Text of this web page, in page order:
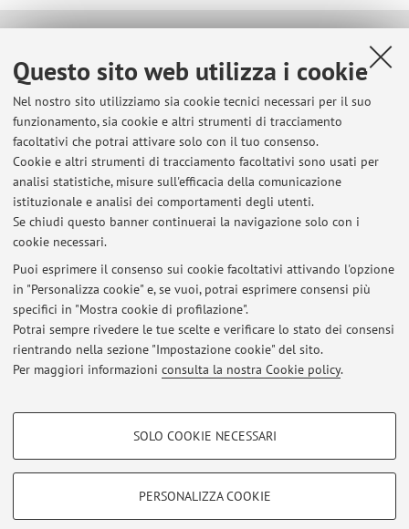
Questo sito web utilizza i cookie
Nel nostro sito utilizziamo sia cookie tecnici necessari per il suo
funzionamento, sia cookie e altri strumenti di tracciamento
facoltativi che potrai attivare solo con il tuo consenso.
Cookie e altri strumenti di tracciamento facoltativi sono usati per
analisi statistiche, misure sull'efficacia della comunicazione
istituzionale e analisi dei comportamenti degli utenti.
Se chiudi questo banner continuerai la navigazione solo con i
cookie necessari.
Puoi esprimere il consenso sui cookie facoltativi attivando l'opzione
in "Personalizza cookie" e, se vuoi, potrai esprimere consensi più
specifici in "Mostra cookie di profilazione".
Potrai sempre rivedere le tue scelte e verificare lo stato dei consensi
rientrando nella sezione "Impostazione cookie" del sito.
Per maggiori informazioni consulta la nostra Cookie policy.
COOKIE DI PROFILAZIONE - FACOLTATIVI
SOLO COOKIE NECESSARI
PERSONALIZZA COOKIE
E-mail: farshad.samadi2@unibo.it
Dipartimento di Ingegneria dell'Energia Elettrica e
dell'Informazione "Guglielmo Marconi"
Viale del Risorgimento 2, Bologna -
Vai alla mappa
Ultimi avvisi
Al momento non sono presenti avvisi.
Area riservata
Accedi tramiteloginper gestire tutti i contenuti del sito.